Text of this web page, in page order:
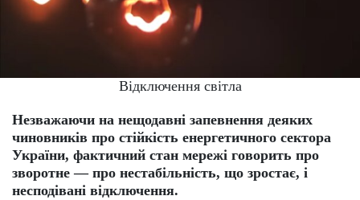
Відключення світла
Незважаючи на нещодавні запевнення деяких
чиновників про стійкість енергетичного сектора
України, фактичний стан мережі говорить про
зворотне — про нестабільність, що зростає, і
несподівані відключення.